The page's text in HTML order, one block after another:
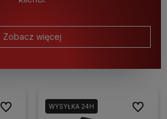
Zobacz więcej
Do ulubionychWYSYŁKA 24H Do